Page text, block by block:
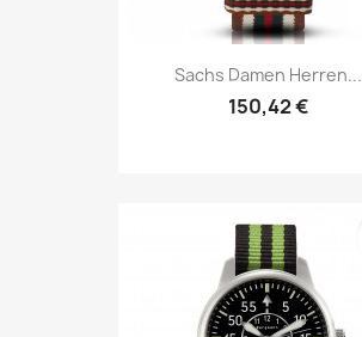
Sachs Damen Herren...
150,42 €